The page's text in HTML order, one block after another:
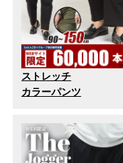
ストレッチ
カラーパンツ